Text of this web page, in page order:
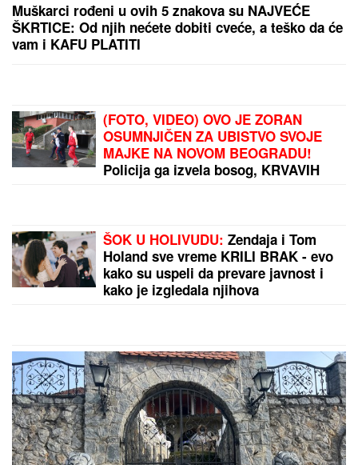
Muškarci rođeni u ovih 5 znakova su NAJVEĆE
ŠKRTICE: Od njih nećete dobiti cveće, a teško da će
vam i KAFU PLATITI
(FOTO, VIDEO) OVO JE ZORAN
OSUMNJIČEN ZA UBISTVO SVOJE
MAJKE NA NOVOM BEOGRADU!
Policija ga izvela bosog, KRVAVIH
ŠOK U HOLIVUDU: Zendaja i Tom
Holand sve vreme KRILI BRAK - evo
kako su uspeli da prevare javnost i
kako je izgledala njihova